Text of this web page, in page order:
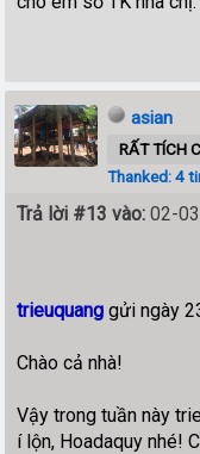
asian
RẤT TÍCH
Thanked: 4
Trả lời #13 vào: 02-
trieuquanggửi ngày
Chào cả nhà!
Vậy trong tuần này
í lộn, Hoadaquy nhé!